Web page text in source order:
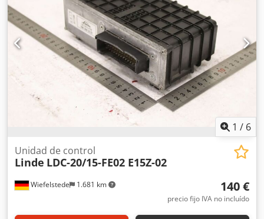
elevadora eléctrica E15Z-02. Cedpfxezg Dfne Anuoha -N.º
de pieza: 3903605715 -Voltaje: 24 V -Dimensiones:
225/130/50 mm (alto) -Peso: 3,0 kg
1 / 6
Wiefelstede 1.681 km
Unidad de control
Linde LDC-20/15-FE02 E15Z-02
140 €
precio fijo IVA no incluído